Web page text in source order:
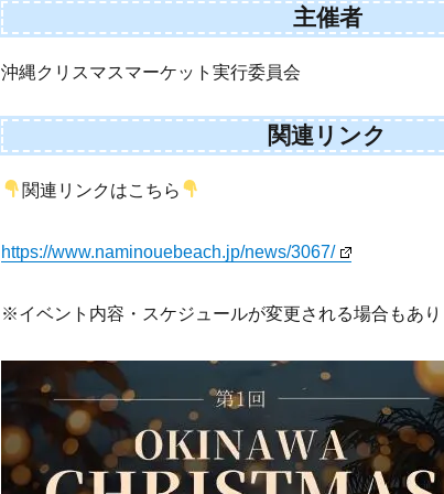
主催者
沖縄クリスマスマーケット実行委員会
関連リンク
関連リンクはこちら
https://www.naminouebeach.jp/news/3067/
※イベント内容・スケジュールが変更される場合もあ